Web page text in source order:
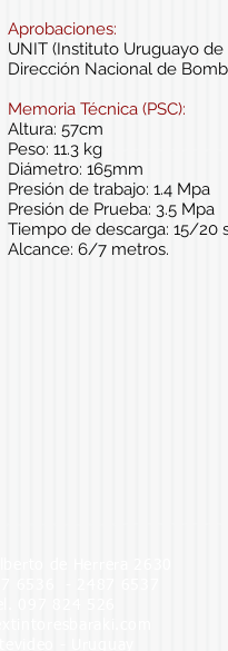
Aprobaciones:
UNIT (Instituto Uruguayo de
Dirección Nacional de
Memoria Técnica (PSC):
Altura: 57cm
Peso: 11.3 kg
Diámetro: 165mm
Presión de trabajo: 1.4 Mpa
Presión de Prueba: 3.5 Mpa
Tiempo de descarga: 15/20
Alcance: 6/7 metros.